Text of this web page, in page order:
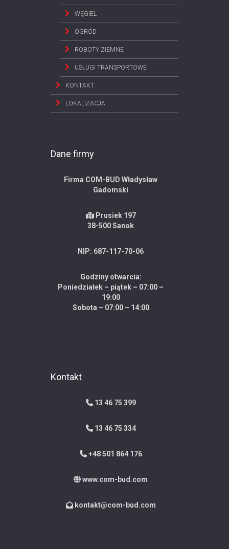
WĘGIEL
OGRÓD
ROBOTY ZIEMNE
USŁUGI TRANSPORTOWE
KONTAKT
LOKALIZACJA
Dane firmy
Firma COM-BUD Władysław
Gadomski
Prusiek 197
38-500 Sanok
NIP: 687-117-70-06
Godziny otwarcia:
Poniedziałek – piątek – 07:00 –
19:00
Sobota – 07:00 – 14:00
Kontakt
13 46 75 399
13 46 75 334
+48 501 864 176
www.com-bud.com
kontakt@com-bud.com